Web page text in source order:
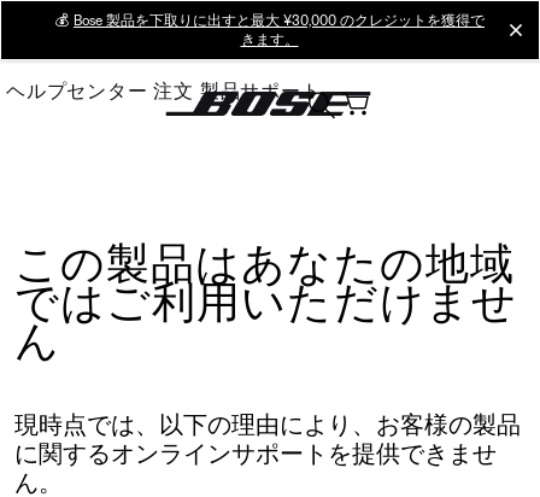
Main
💰 Bose 製品を下取りに出すと最大 ¥30,000 のクレジットを獲得で
きます。
ヘルプセンター 注文 製品サポート
この製品はあなたの地域
ではご利用いただけませ
ん
現時点では、以下の理由により、お客様の製品
に関するオンラインサポートを提供できませ
ん。